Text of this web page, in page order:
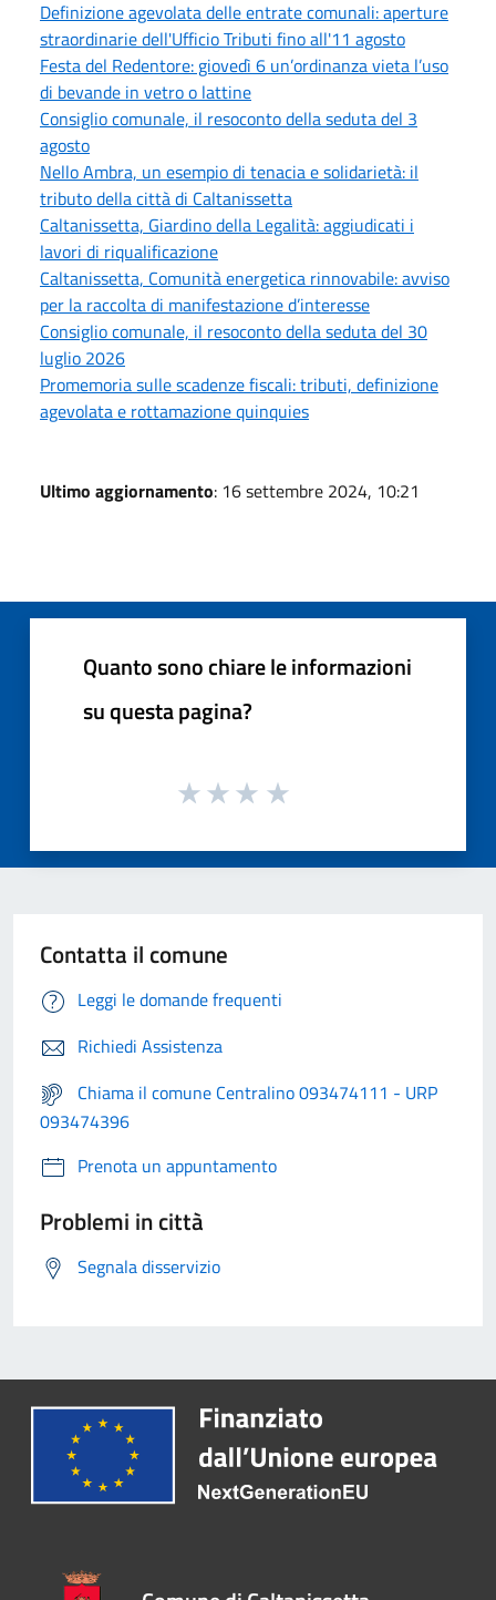
Definizione agevolata delle entrate comunali: aperture
straordinarie dell'Ufficio Tributi fino all'11 agosto
Festa del Redentore: giovedì 6 un’ordinanza vieta l’uso
di bevande in vetro o lattine
Consiglio comunale, il resoconto della seduta del 3
agosto
Nello Ambra, un esempio di tenacia e solidarietà: il
tributo della città di Caltanissetta
Caltanissetta, Giardino della Legalità: aggiudicati i
lavori di riqualificazione
Caltanissetta, Comunità energetica rinnovabile: avviso
per la raccolta di manifestazione d’interesse
Consiglio comunale, il resoconto della seduta del 30
luglio 2026
Promemoria sulle scadenze fiscali: tributi, definizione
agevolata e rottamazione quinquies
Ultimo aggiornamento: 16 settembre 2024, 10:21
Quanto sono chiare le informazioni
su questa pagina?
Contatta il comune
Leggi le domande frequenti
Richiedi Assistenza
Chiama il comune Centralino 093474111 - URP
093474396
Prenota un appuntamento
Problemi in città
Segnala disservizio